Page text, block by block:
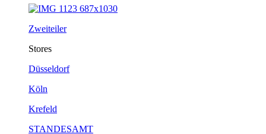
Zweiteiler
Stores
Düsseldorf
Köln
Krefeld
STANDESAMT